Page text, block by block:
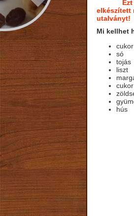
elkészített
utalványt!
Mi kellhet
cukor
só
tojás
liszt
cukor
hús